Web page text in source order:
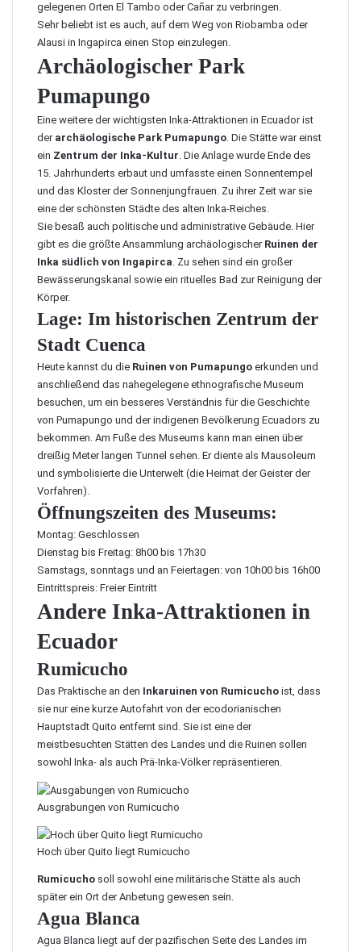
gelegenen Orten El Tambo oder Cañar zu verbringen.
Sehr beliebt ist es auch, auf dem Weg von Riobamba oder
Alausi in Ingapirca einen Stop einzulegen.
Archäologischer Park
Pumapungo
Eine weitere der wichtigsten Inka-Attraktionen in Ecuador ist
der archäologische Park Pumapungo. Die Stätte war einst
ein Zentrum der Inka-Kultur. Die Anlage wurde Ende des
15. Jahrhunderts erbaut und umfasste einen Sonnentempel
und das Kloster der Sonnenjungfrauen. Zu ihrer Zeit war sie
eine der schönsten Städte des alten Inka-Reiches.
Sie besaß auch politische und administrative Gebäude. Hier
gibt es die größte Ansammlung archäologischer Ruinen der
Inka südlich von Ingapirca. Zu sehen sind ein großer
Bewässerungskanal sowie ein rituelles Bad zur Reinigung der
Körper.
Lage: Im historischen Zentrum der
Stadt Cuenca
Heute kannst du die Ruinen von Pumapungo erkunden und
anschließend das nahegelegene ethnografische Museum
besuchen, um ein besseres Verständnis für die Geschichte
von Pumapungo und der indigenen Bevölkerung Ecuadors zu
bekommen. Am Fuße des Museums kann man einen über
dreißig Meter langen Tunnel sehen. Er diente als Mausoleum
und symbolisierte die Unterwelt (die Heimat der Geister der
Vorfahren).
Öffnungszeiten des Museums:
Montag: Geschlossen
Dienstag bis Freitag: 8h00 bis 17h30
Samstags, sonntags und an Feiertagen: von 10h00 bis 16h00
Eintrittspreis: Freier Eintritt
Andere Inka-Attraktionen in
Ecuador
Rumicucho
Das Praktische an den Inkaruinen von Rumicucho ist, dass
sie nur eine kurze Autofahrt von der ecodorianischen
Hauptstadt Quito entfernt sind. Sie ist eine der
meistbesuchten Stätten des Landes und die Ruinen sollen
sowohl Inka- als auch Prä-Inka-Völker repräsentieren.
Ausgrabungen von Rumicucho
Hoch über Quito liegt Rumicucho
Rumicucho soll sowohl eine militärische Stätte als auch
später ein Ort der Anbetung gewesen sein.
Agua Blanca
Agua Blanca liegt auf der pazifischen Seite des Landes im